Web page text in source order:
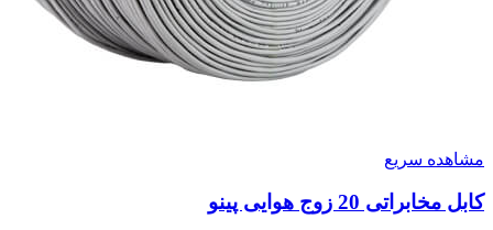
مشاهده سریع
کابل مخابراتی 20 زوج هوایی پینو